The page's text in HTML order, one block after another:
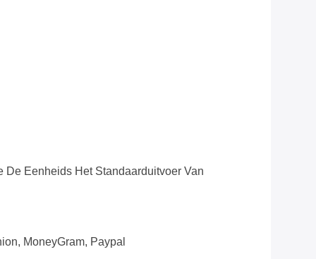
De Eenheids Het Standaarduitvoer Van
MoneyGram, Paypal